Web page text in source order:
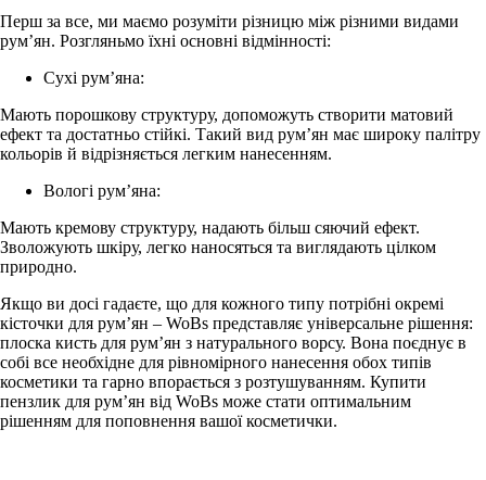
Перш за все, ми маємо розуміти різницю між різними видами
рум’ян. Розгляньмо їхні основні відмінності:
Сухі рум’яна:
Мають порошкову структуру, допоможуть створити матовий
ефект та достатньо стійкі. Такий вид рум’ян має широку палітру
кольорів й відрізняється легким нанесенням.
Вологі рум’яна:
Мають кремову структуру, надають більш сяючий ефект.
Зволожують шкіру, легко наносяться та виглядають цілком
природно.
Якщо ви досі гадаєте, що для кожного типу потрібні окремі
кісточки для рум’ян – WoBs представляє універсальне рішення:
плоска кисть для рум’ян з натурального ворсу. Вона поєднує в
собі все необхідне для рівномірного нанесення обох типів
косметики та гарно впорається з розтушуванням. Купити
пензлик для рум’ян від WoBs може стати оптимальним
рішенням для поповнення вашої косметички.